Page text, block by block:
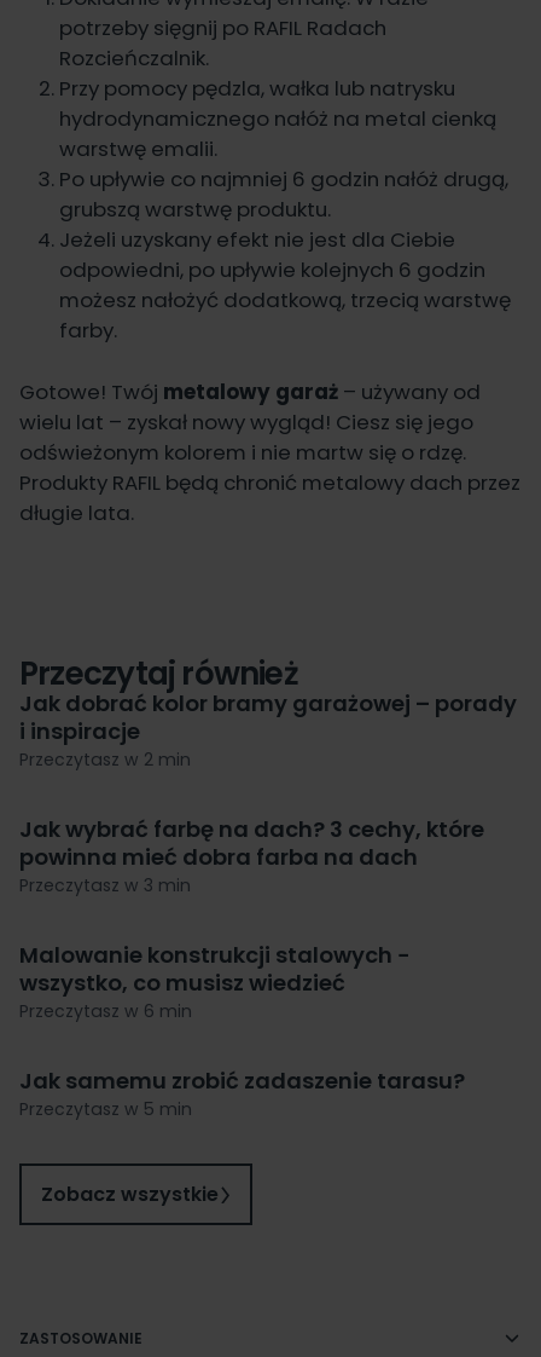
potrzeby sięgnij po RAFIL Radach
Rozcieńczalnik.
Przy pomocy pędzla, wałka lub natrysku
hydrodynamicznego nałóż na metal cienką
warstwę emalii.
Po upływie co najmniej 6 godzin nałóż drugą,
grubszą warstwę produktu.
Jeżeli uzyskany efekt nie jest dla Ciebie
odpowiedni, po upływie kolejnych 6 godzin
możesz nałożyć dodatkową, trzecią warstwę
farby.
Gotowe! Twój metalowy garaż – używany od
wielu lat – zyskał nowy wygląd! Ciesz się jego
odświeżonym kolorem i nie martw się o rdzę.
Produkty RAFIL będą chronić metalowy dach przez
długie lata.
Przeczytaj również
Jak dobrać kolor bramy garażowej – porady
i inspiracje
Przeczytasz w 2 min
Jak wybrać farbę na dach? 3 cechy, które
powinna mieć dobra farba na dach
Przeczytasz w 3 min
Malowanie konstrukcji stalowych −
wszystko, co musisz wiedzieć
Przeczytasz w 6 min
Jak samemu zrobić zadaszenie tarasu?
Przeczytasz w 5 min
Zobacz wszystkie
ZASTOSOWANIE